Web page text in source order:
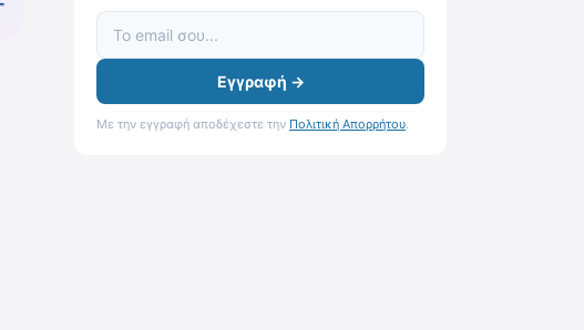
Εγγραφή →
Με την εγγραφή αποδέχεστε την Πολιτική Απορρήτου.